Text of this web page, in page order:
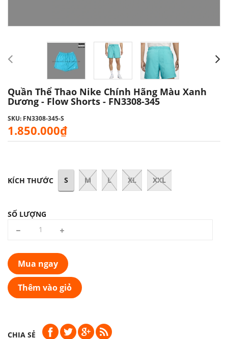
Quần Thể Thao Nike Chính Hãng Màu Xanh
Dương - Flow Shorts - FN3308-345
SKU: FN3308-345-S
1.850.000₫
KÍCH THƯỚC S M L XL XXL
SỐ LƯỢNG
Mua ngay
Thêm vào giỏ
CHIA SẺ